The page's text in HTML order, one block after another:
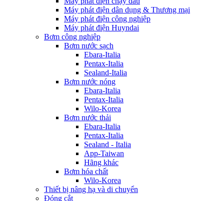
Máy phát điện dân dụng & Thương mại
Máy phát điện công nghiệp
Máy phát điện Huyndai
Bơm công nghiệp
Bơm nước sạch
Ebara-Italia
Pentax-Italia
Sealand-Italia
Bơm nước nóng
Ebara-Italia
Pentax-Italia
Wilo-Korea
Bơm nước thải
Ebara-Italia
Pentax-Italia
Sealand - Italia
App-Taiwan
Hãng khác
Bơm hóa chất
Wilo-Korea
Thiết bị nâng hạ và di chuyển
Đóng cắt